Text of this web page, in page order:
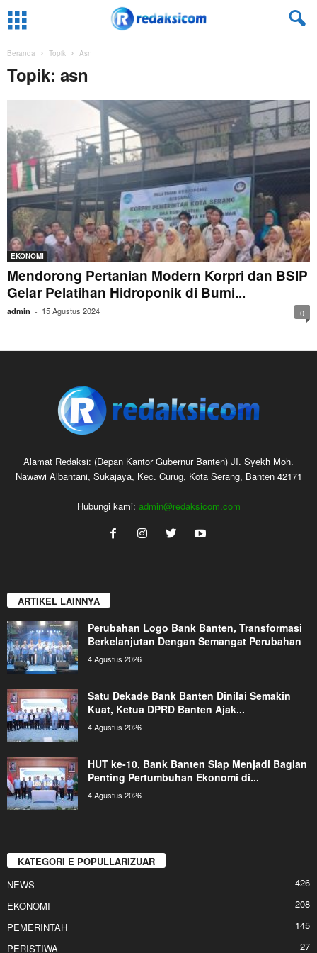
Beranda Topik Asn
Topik: asn
EKONOMI
Mendorong Pertanian Modern Korpri dan BSIP
Gelar Pelatihan Hidroponik di Bumi...
admin - 15 Agustus 2024 0
Alamat Redaksi: (Depan Kantor Gubernur Banten) JI. Syekh Moh.
Nawawi Albantani, Sukajaya, Kec. Curug, Kota Serang, Banten 42171
Hubungi kami: admin@redaksicom.com
ARTIKEL LAINNYA
Perubahan Logo Bank Banten, Transformasi
Berkelanjutan Dengan Semangat Perubahan
4 Agustus 2026
Satu Dekade Bank Banten Dinilai Semakin
Kuat, Ketua DPRD Banten Ajak...
4 Agustus 2026
HUT ke-10, Bank Banten Siap Menjadi Bagian
Penting Pertumbuhan Ekonomi di...
4 Agustus 2026
KATEGORI E POPULLARIZUAR
NEWS
426
EKONOMI
208
PEMERINTAH
145
PERISTIWA
27